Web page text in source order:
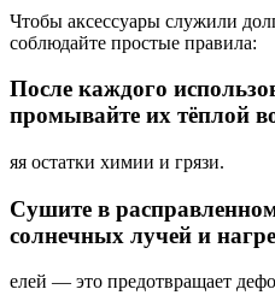
Чтобы аксессуары служили
соблюдайте простые правила:
После каждого
промывайте их тёплой
яя остатки химии и грязи.
Сушите в
солнечных лучей и
елей — это предотвращает